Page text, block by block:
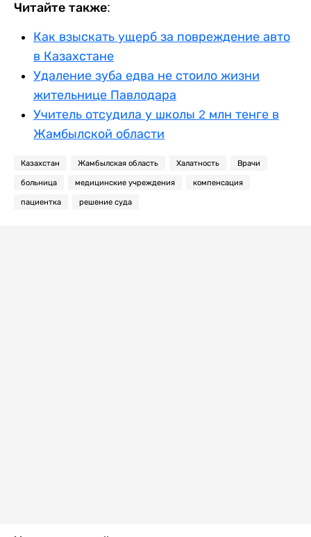
Читайте также:
Как взыскать ущерб за повреждение авто
в Казахстане
Удаление зуба едва не стоило жизни
жительнице Павлодара
Учитель отсудила у школы 2 млн тенге в
Жамбылской области
Казахстан Жамбылская область Халатность Врачи
больница медицинские учреждения компенсация
пациентка решение суда